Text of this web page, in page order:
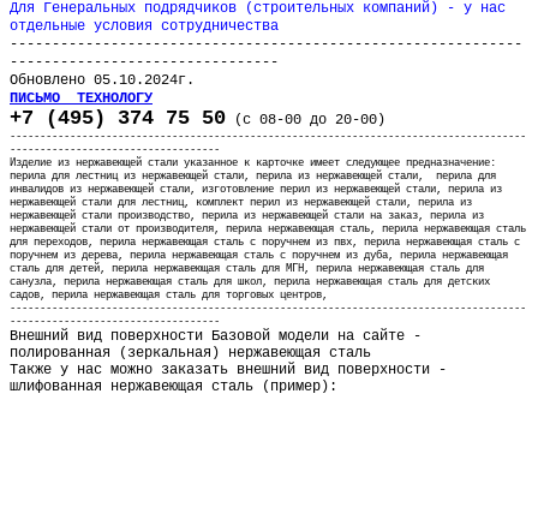
Для Генеральных подрядчиков (строительных компаний) - у нас
отдельные условия сотрудничества
-------------------------------------------------------------
--------------------------------
Обновлено 05.10.2024г.
ПИСЬМО ТЕХНОЛОГУ
+7 (495) 374 75 50 (с 08-00 до 20-00)
--------------------------------------------------------------------------------------
-----------------------------------
Изделие из нержавеющей стали указанное к карточке имеет следующее предназначение:
перила для лестниц из нержавеющей стали, перила из нержавеющей стали, перила для
инвалидов из нержавеющей стали, изготовление перил из нержавеющей стали, перила из
нержавеющей стали для лестниц, комплект перил из нержавеющей стали, перила из
нержавеющей стали производство, перила из нержавеющей стали на заказ, перила из
нержавеющей стали от производителя, перила нержавеющая сталь, перила нержавеющая сталь
для переходов, перила нержавеющая сталь с поручнем из пвх, перила нержавеющая сталь с
поручнем из дерева, перила нержавеющая сталь с поручнем из дуба, перила нержавеющая
сталь для детей, перила нержавеющая сталь для МГН, перила нержавеющая сталь для
санузла, перила нержавеющая сталь для школ, перила нержавеющая сталь для детских
садов, перила нержавеющая сталь для торговых центров,
--------------------------------------------------------------------------------------
-----------------------------------
Внешний вид поверхности Базовой модели на сайте -
полированная (зеркальная) нержавеющая сталь
Также у нас можно заказать внешний вид поверхности -
шлифованная нержавеющая сталь (пример):